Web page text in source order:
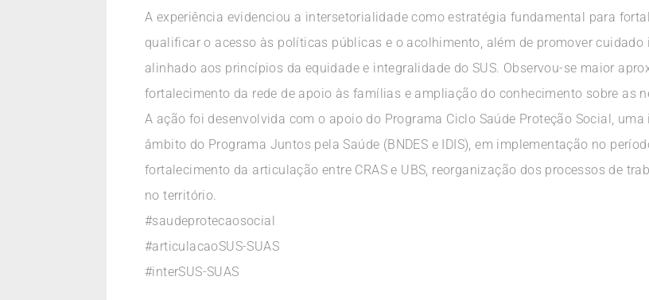
A experiência evidenciou a intersetorialidade como estratégia fundamental para
qualificar o acesso às políticas públicas e o acolhimento, além de promover
alinhado aos princípios da equidade e integralidade do SUS. Observou-se maior
fortalecimento da rede de apoio às famílias e ampliação do conhecimento sobre as
A ação foi desenvolvida com o apoio do Programa Ciclo Saúde Proteção Social,
âmbito do Programa Juntos pela Saúde (BNDES e IDIS), em implementação no
fortalecimento da articulação entre CRAS e UBS, reorganização dos processos de
no território.
#saudeprotecaosocial
#articulacaoSUS-SUAS
#interSUS-SUAS